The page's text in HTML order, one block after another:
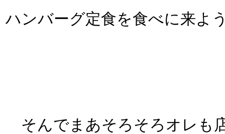
ハンバーグ定食を食べに来よ
そんでまあそろそろオレも